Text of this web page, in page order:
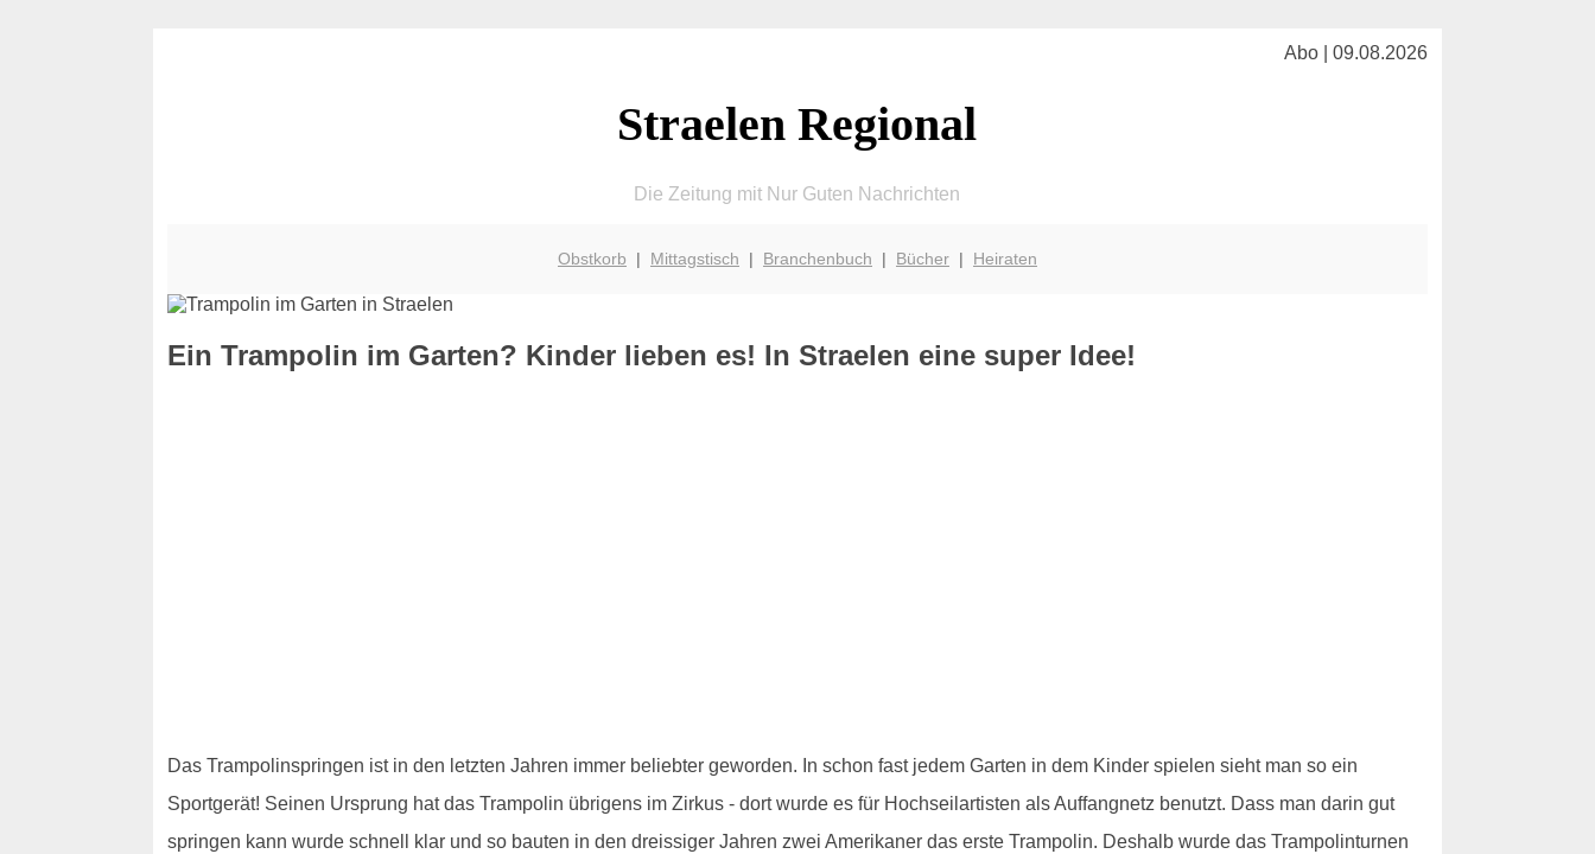
Abo | 09.08.2026
Straelen Regional
Die Zeitung mit Nur Guten Nachrichten
Obstkorb | Mittagstisch | Branchenbuch | Bücher| Heiraten
Ein Trampolin im Garten? Kinder lieben es! In Straelen eine super Idee!
Das Trampolinspringen ist in den letzten Jahren immer beliebter geworden. In schon fast jedem Garten in dem Kinder spielen sieht man so ein
Sportgerät! Seinen Ursprung hat das Trampolin übrigens im Zirkus - dort wurde es für Hochseilartisten als Auffangnetz benutzt. Dass man darin gut
springen kann wurde schnell klar und so bauten in den dreissiger Jahren zwei Amerikaner das erste Trampolin. Deshalb wurde das Trampolinturnen